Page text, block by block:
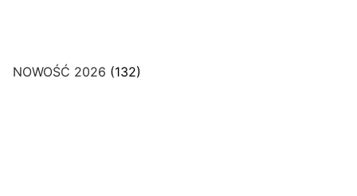
NOWOŚĆ 2026 (132)